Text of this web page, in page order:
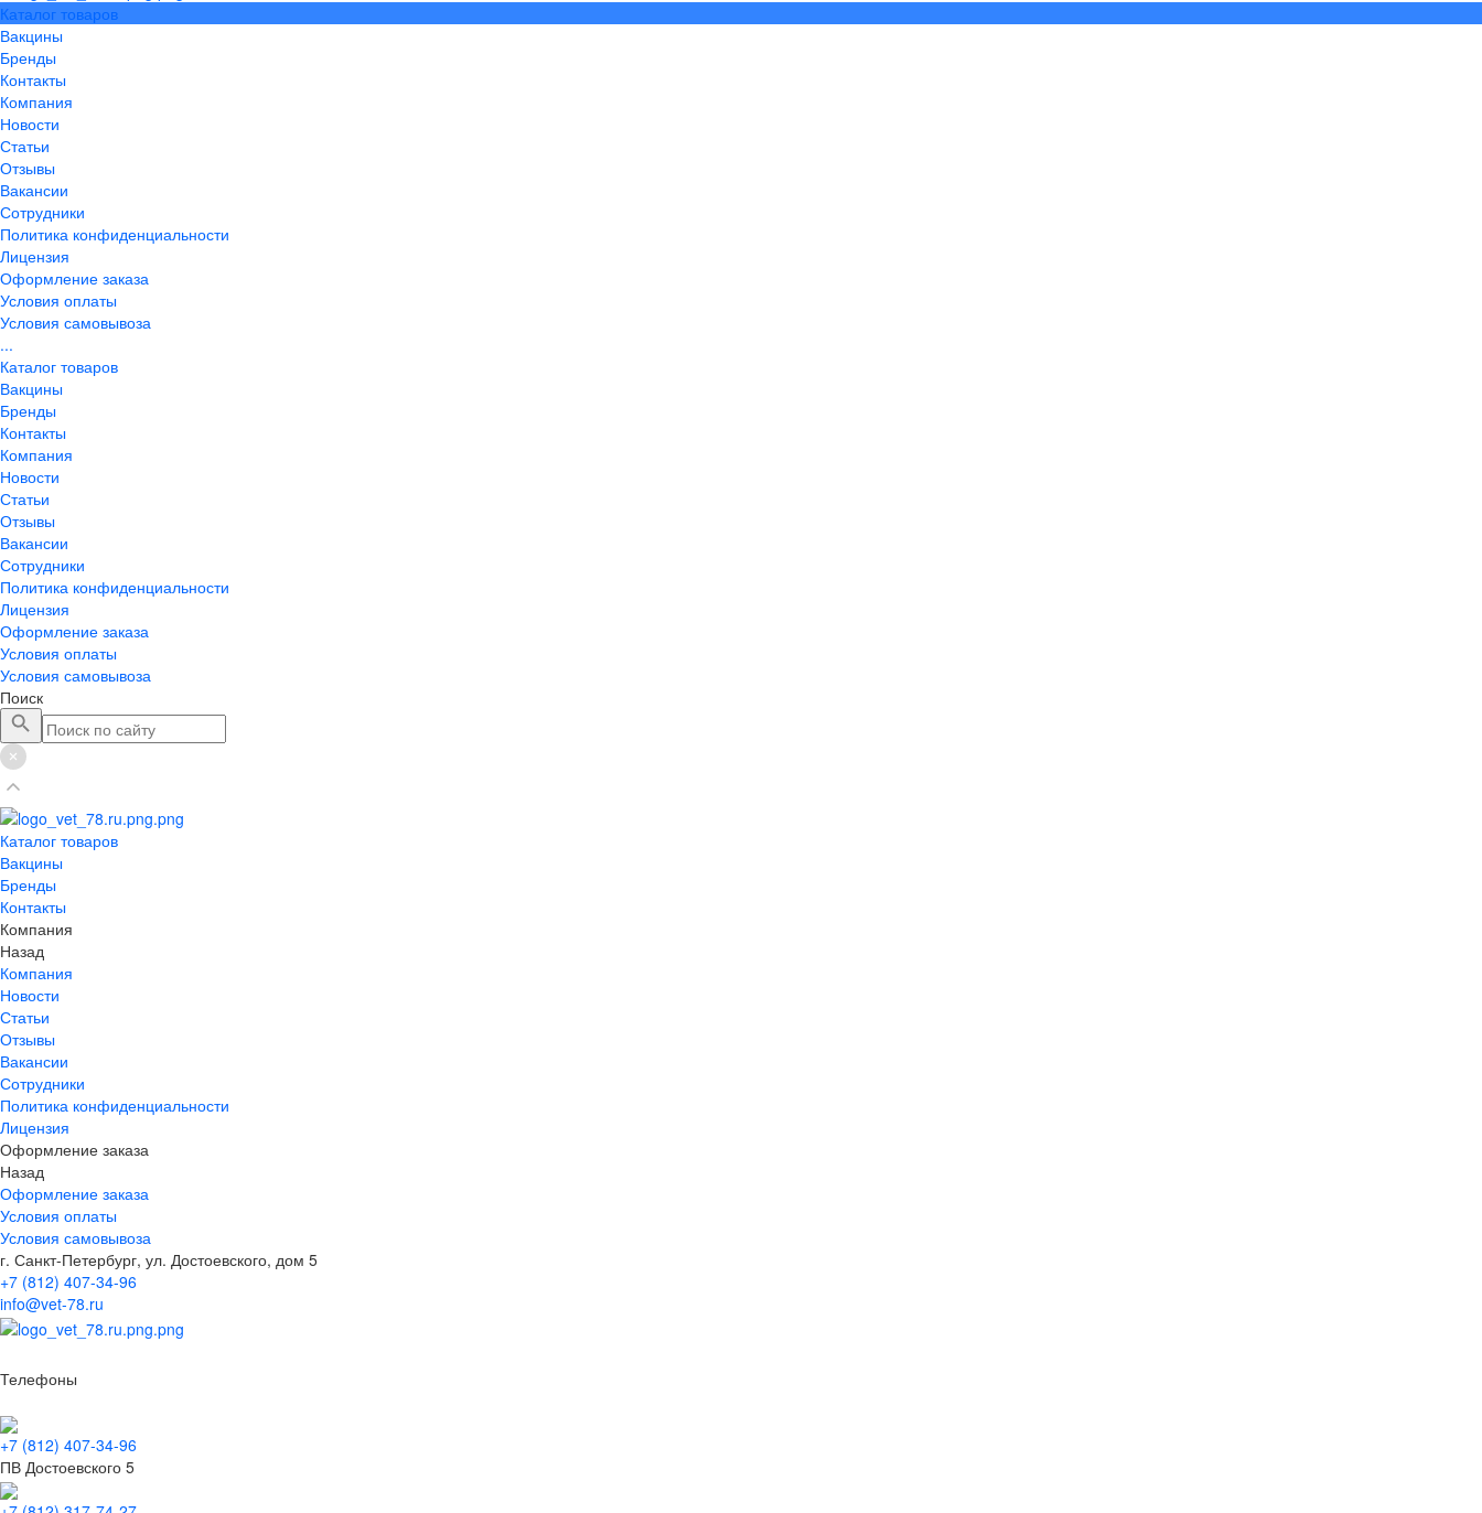
Каталог товаров
Вакцины
Бренды
Контакты
Компания
Новости
Статьи
Отзывы
Вакансии
Сотрудники
Политика конфиденциальности
Лицензия
Оформление заказа
Условия оплаты
Условия самовывоза
...
Каталог товаров
Вакцины
Бренды
Контакты
Компания
Новости
Статьи
Отзывы
Вакансии
Сотрудники
Политика конфиденциальности
Лицензия
Оформление заказа
Условия оплаты
Условия самовывоза
Поиск
Каталог товаров
Вакцины
Бренды
Контакты
Компания
Назад
Компания
Новости
Статьи
Отзывы
Вакансии
Сотрудники
Политика конфиденциальности
Лицензия
Оформление заказа
Назад
Оформление заказа
Условия оплаты
Условия самовывоза
г. Санкт-Петербург, ул. Достоевского, дом 5
+7 (812) 407-34-96
info@vet-78.ru
Телефоны
+7 (812) 407-34-96
ПВ Достоевского 5